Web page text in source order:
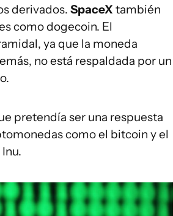
derivados. SpaceX también
como dogecoin. El
ya que la moneda
no está respaldada por un
pretendía ser una respuesta
como el bitcoin y el